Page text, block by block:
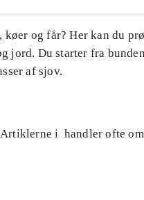
og får? Her kan du
jord. Du starter fra
af sjov.
Artiklerne i handler ofte om